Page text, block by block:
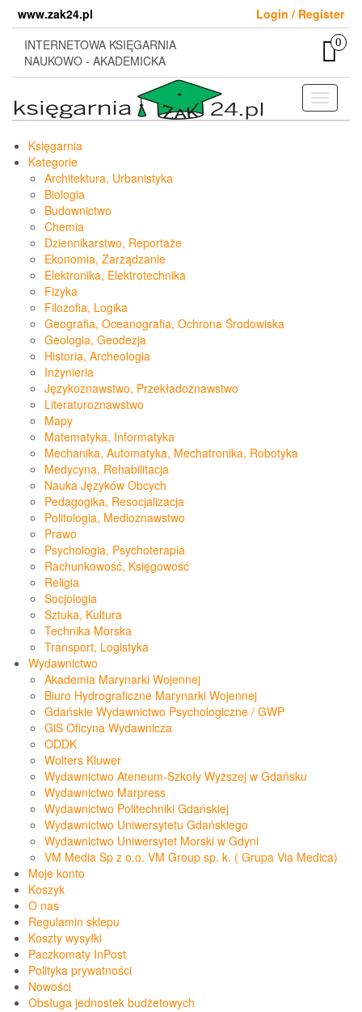
content
www.zak24.pl
Login / Register
INTERNETOWA KSIĘGARNIA
NAUKOWO - AKADEMICKA
0
Toggle
Księgarnia
Kategorie
Architektura, Urbanistyka
Biologia
Budownictwo
Chemia
Dziennikarstwo, Reportaże
Ekonomia, Zarządzanie
Elektronika, Elektrotechnika
Fizyka
Filozofia, Logika
Geografia, Oceanografia, Ochrona Środowiska
Geologia, Geodezja
Historia, Archeologia
Inżynieria
Językoznawstwo, Przekładoznawstwo
Literaturoznawstwo
Mapy
Matematyka, Informatyka
Mechanika, Automatyka, Mechatronika, Robotyka
Medycyna, Rehabilitacja
Nauka Języków Obcych
Pedagogika, Resocjalizacja
Politologia, Medioznawstwo
Prawo
Psychologia, Psychoterapia
Rachunkowość, Księgowość
Religia
Socjologia
Sztuka, Kultura
Technika Morska
Transport, Logistyka
Wydawnictwo
Akademia Marynarki Wojennej
Biuro Hydrograficzne Marynarki Wojennej
Gdańskie Wydawnictwo Psychologiczne / GWP
GiS Oficyna Wydawnicza
ODDK
Wolters Kluwer
Wydawnictwo Ateneum-Szkoły Wyższej w Gdańsku
Wydawnictwo Marpress
Wydawnictwo Politechniki Gdańskiej
Wydawnictwo Uniwersytetu Gdańskiego
Wydawnictwo Uniwersytet Morski w Gdyni
VM Media Sp z o.o. VM Group sp. k. ( Grupa Via Medica)
Moje konto
Koszyk
O nas
Regulamin sklepu
Koszty wysyłki
Paczkomaty InPost
Polityka prywatności
Nowości
Obsługa jednostek budżetowych